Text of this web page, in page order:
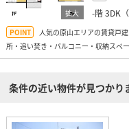
-階 3DK
人気の原山エリアの賃貸戸
所・追い焚き・バルコニー・収納スペ
条件の近い物件が見つかり